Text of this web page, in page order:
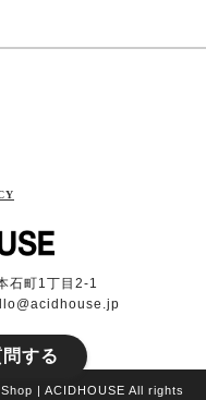
石町1丁目2-1
| ACIDHOUSE All rights
する